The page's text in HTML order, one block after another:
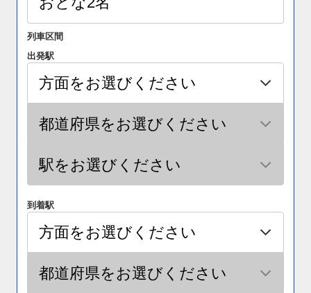
列車区間
出発駅
到着駅